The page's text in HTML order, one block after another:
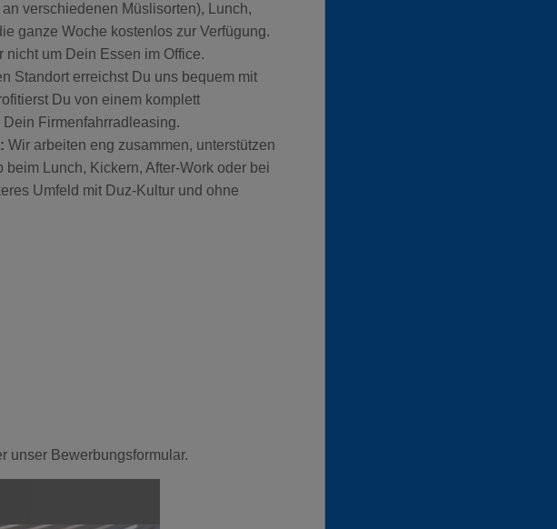
verschiedenen Müslisorten), Lunch,
ganze Woche kostenlos zur Verfügung.
nicht um Dein Essen im Office.
Standort erreichst Du uns bequem mit
Du von einem komplett
Firmenfahrradleasing.
Wir arbeiten eng zusammen, unterstützen
Lunch, Kickern, After-Work oder bei
Umfeld mit Duz-Kultur und ohne
unser Bewerbungsformular.